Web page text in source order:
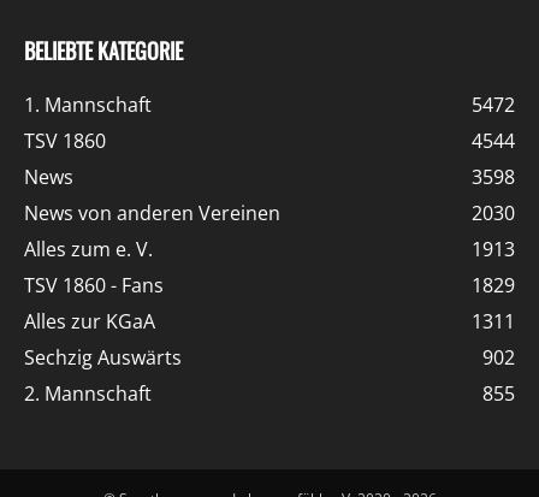
BELIEBTE KATEGORIE
1. Mannschaft
5472
TSV 1860
4544
News
3598
News von anderen Vereinen
2030
Alles zum e. V.
1913
TSV 1860 - Fans
1829
Alles zur KGaA
1311
Sechzig Auswärts
902
2. Mannschaft
855